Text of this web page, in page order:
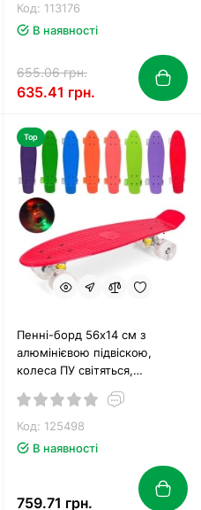
Код: 113176
В наявності
655.06 грн.
635.41 грн.
Top
Пенні-борд 56х14 см з
алюмінієвою підвіскою,
колеса ПУ світяться,
асортименті
Код: 125498
В наявності
759.71 грн.